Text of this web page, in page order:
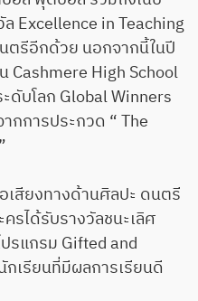
Excellence in Teaching
ตรีอีกด้วย นอกจากนี้ในปี
Cashmere High School
ดับโลก Global Winners
กการประกวด “ The
งทางด้านศิลปะ ดนตรี
รได้รับรางวัลชนะเลิศ
รแกรม Gifted and
เรียนที่มีผลการเรียนดี